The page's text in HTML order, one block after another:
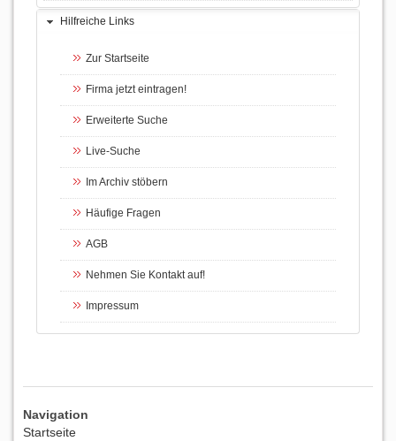
Hilfreiche Links
Zur Startseite
Firma jetzt eintragen!
Erweiterte Suche
Live-Suche
Im Archiv stöbern
Häufige Fragen
AGB
Nehmen Sie Kontakt auf!
Impressum
Navigation
Startseite